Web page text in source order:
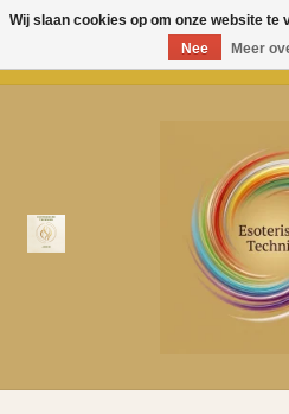
Producten
Wij slaan cookies op om onze website te
Nee
Meer